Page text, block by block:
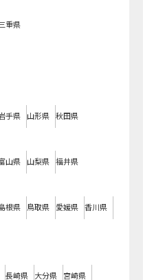
重県
手県 山形県 秋田県
山県 山梨県 福井県
根県 鳥取県 愛媛県 香川県
長崎県 大分県 宮崎県